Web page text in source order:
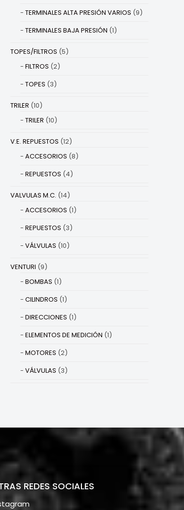
TERMINALES ALTA PRESIÓN VARIOS (9)
TERMINALES BAJA PRESIÓN (1)
TOPES/FILTROS (5)
FILTROS (2)
TOPES (3)
TRILER (10)
TRILER (10)
V.E. REPUESTOS (12)
ACCESORIOS (8)
REPUESTOS (4)
VALVULAS M.C. (14)
ACCESORIOS (1)
REPUESTOS (3)
VÁLVULAS (10)
VENTURI (9)
BOMBAS (1)
CILINDROS (1)
DIRECCIONES (1)
ELEMENTOS DE MEDICIÓN (1)
MOTORES (2)
VÁLVULAS (3)
REDES SOCIALES